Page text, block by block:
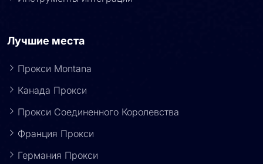
Лучшие места
Прокси Montana
Канада Прокси
Прокси Соединенного Королевства
Франция Прокси
Германия Прокси